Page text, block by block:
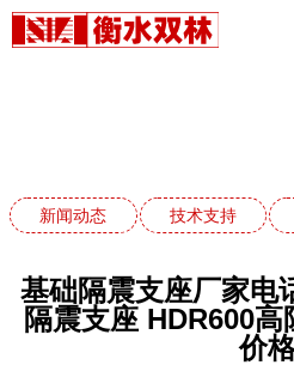
新闻动态 技术支持
基础隔震支座厂家电
隔震支座 HDR600
价